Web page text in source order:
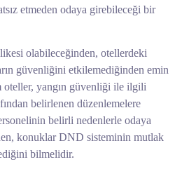
etmeden odaya girebileceği bir
olabileceğinden, otellerdeki
güvenliğini etkilemediğinden emin
oteller, yangın güvenliği ile ilgili
belirlenen düzenlemelere
belirli nedenlerle odaya
konuklar DND sisteminin mutlak
bilmelidir.